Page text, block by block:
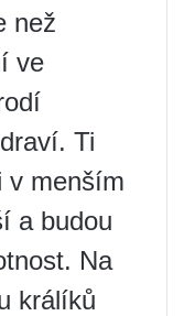
než
ve
Ti
v menším
a budou
Na
králíků